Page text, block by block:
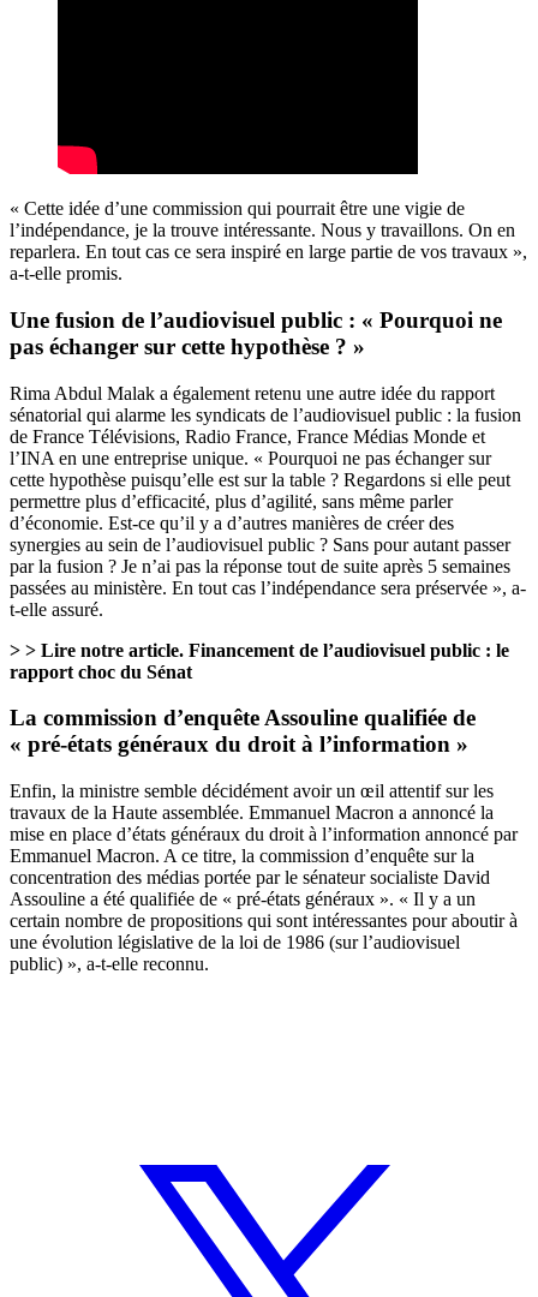
« Cette idée d’une commission qui pourrait être une vigie de
l’indépendance, je la trouve intéressante. Nous y travaillons. On en
reparlera. En tout cas ce sera inspiré en large partie de vos travaux »,
a-t-elle promis.
Une fusion de l’audiovisuel public : « Pourquoi ne
pas échanger sur cette hypothèse ? »
Rima Abdul Malak a également retenu une autre idée du rapport
sénatorial qui alarme les syndicats de l’audiovisuel public : la fusion
de France Télévisions, Radio France, France Médias Monde et
l’INA en une entreprise unique. « Pourquoi ne pas échanger sur
cette hypothèse puisqu’elle est sur la table ? Regardons si elle peut
permettre plus d’efficacité, plus d’agilité, sans même parler
d’économie. Est-ce qu’il y a d’autres manières de créer des
synergies au sein de l’audiovisuel public ? Sans pour autant passer
par la fusion ? Je n’ai pas la réponse tout de suite après 5 semaines
passées au ministère. En tout cas l’indépendance sera préservée », a-
t-elle assuré.
> > Lire notre article. Financement de l’audiovisuel public : le
rapport choc du Sénat
La commission d’enquête Assouline qualifiée de
« pré-états généraux du droit à l’information »
Enfin, la ministre semble décidément avoir un œil attentif sur les
travaux de la Haute assemblée. Emmanuel Macron a annoncé la
mise en place d’états généraux du droit à l’information annoncé par
Emmanuel Macron. A ce titre, la commission d’enquête surla
concentration des médias portée par le sénateur socialiste David
Assouline a été qualifiée de « pré-états généraux ». « Il y a un
certain nombre de propositions qui sont intéressantes pour aboutir à
une évolution législative de la loi de 1986 (sur l’audiovisuel
public) », a-t-elle reconnu.